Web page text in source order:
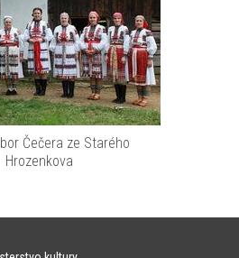
Čečera ze Starého
Hrozenkova